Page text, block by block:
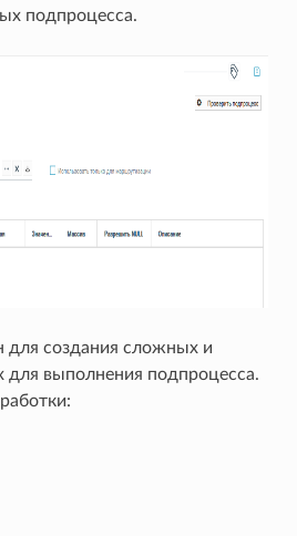
подпроцесса.
для создания сложных и
для выполнения подпроцесса.